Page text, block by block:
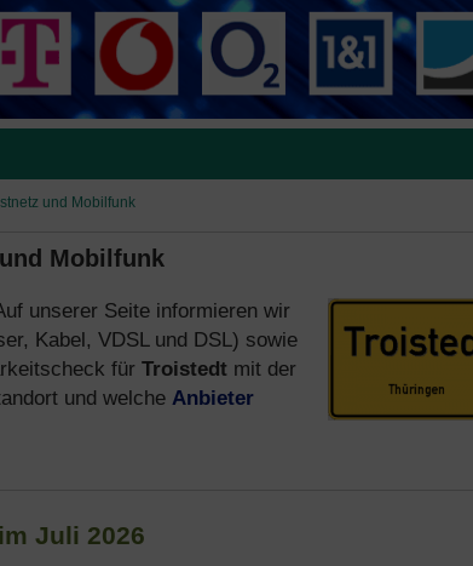
und Mobilfunk
Mobilfunk
unserer Seite informieren wir
Kabel, VDSL und DSL) sowie
für Troistedt mit der
und welche Anbieter
im Juli 2026